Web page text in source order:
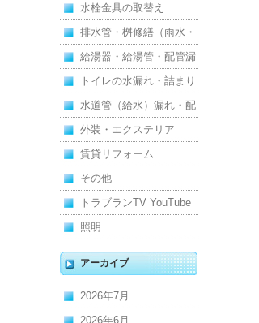
水栓金具の取替え
排水管・桝修繕（雨水・
汚水）
給湯器・給湯管・配管漏
れ
トイレの水漏れ・詰まり
水道管（給水）漏れ・配
管
外装・エクステリア
賃貸リフォーム
その他
トラブランTV YouTube
照明
アーカイブ
2026年7月
2026年6月